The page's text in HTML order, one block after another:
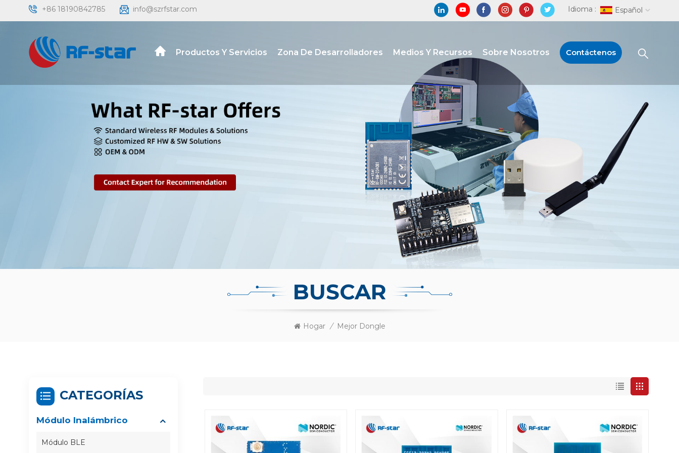
+86 18190842785 info@szrfstar.com Idioma : Español
Productos Y Servicios Zona De Desarrolladores Medios Y Recursos Sobre Nosotros Contáctenos
BUSCAR
Hogar / Mejor Dongle
CATEGORÍAS
Módulo Inalámbrico
Módulo BLE